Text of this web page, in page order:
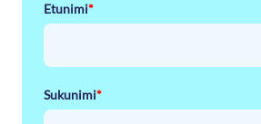
Etunimi*
Sukunimi*